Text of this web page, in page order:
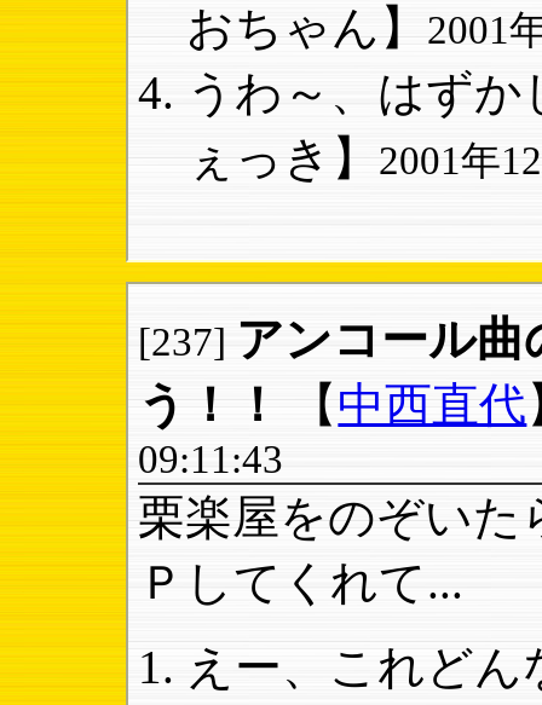
おちゃん】
2001
うわ～、はずか
ぇっき】
2001年
[237] アンコール
う！！
【 中西直代
09:11:43
栗楽屋をのぞいた
Ｐしてくれて...
えー、これど